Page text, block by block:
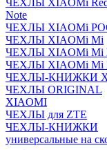
ЧЕХЛЫ XIAOMi
Note
ЧЕХЛЫ XIAOMi
ЧЕХЛЫ XIAOMi Mi
ЧЕХЛЫ XIAOMi Mi
ЧЕХЛЫ XIAOMi Mi
ЧЕХЛЫ-КНИЖКИ
ЧЕХЛЫ ORIGINAL
XIAOMI
ЧЕХЛЫ для ZTE
ЧЕХЛЫ-КНИЖКИ
универсальные на